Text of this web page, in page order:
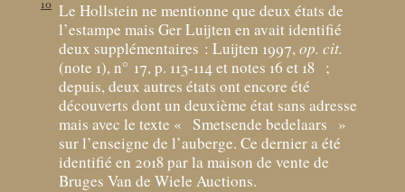
10 Le Hollstein ne mentionne que deux états de
l’estampe mais Ger Luijten en avait identifié
deux supplémentaires : Luijten 1997,op. cit.
(note 1), n° 17, p. 113-114 et notes 16 et 18 ;
depuis, deux autres états ont encore été
découverts dont un deuxième état sans adresse
mais avec le texte «
Smetsende bedelaars
»
sur l’enseigne de l’auberge. Ce dernier a été
identifié en 2018 par la maison de vente de
Bruges Van de Wiele Auctions.